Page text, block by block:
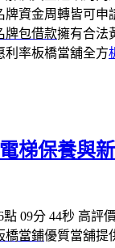
牌資金周轉皆可申
牌包借款擁有合法
利率板橋當舖全方
梯保養與
09分 44秒 高評
橋當鋪優質當舖提